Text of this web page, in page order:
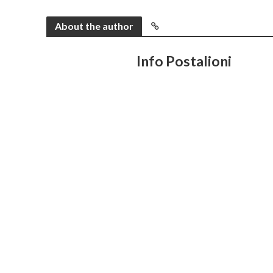
About the author
Info Postalioni